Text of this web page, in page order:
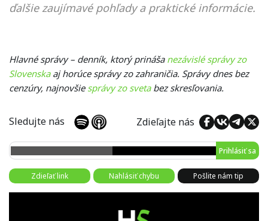
ďalšie zaujímavé pohľady a praktické informácie.
Hlavné správy – denník, ktorý prináša nezávislé správy zo
Slovenskaaj horúce správy zo zahraničia. Správy dnes bez
cenzúry, najnovšie správy zo svetabez skresľovania.
Sledujte nás Zdieľajte nás
Prihlásiť sa
Zdieľať link Nahlásiť chybu Pošlite nám tip